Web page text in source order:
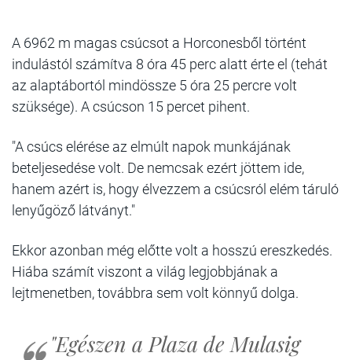
A 6962 m magas csúcsot a Horconesből történt
indulástól számítva 8 óra 45 perc alatt érte el (tehát
az alaptábortól mindössze 5 óra 25 percre volt
szüksége). A csúcson 15 percet pihent.
"A csúcs elérése az elmúlt napok munkájának
beteljesedése volt. De nemcsak ezért jöttem ide,
hanem azért is, hogy élvezzem a csúcsról elém táruló
lenyűgöző látványt."
Ekkor azonban még előtte volt a hosszú ereszkedés.
Hiába számít viszont a világ legjobbjának a
lejtmenetben, továbbra sem volt könnyű dolga.
"Egészen a Plaza de Mulasig